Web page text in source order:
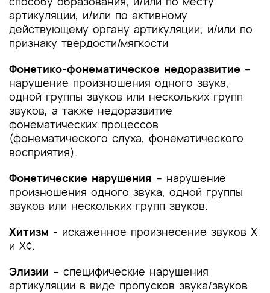
артикуляции, и/или по активному
действующему органу артикуляции, и/или по
признаку твердости/мягкости
Фонетико-фонематическое недоразвитие –
нарушение произношения одного звука,
одной группы звуков или нескольких групп
звуков, а также недоразвитие
фонематических процессов
(фонематического слуха, фонематического
восприятия).
Фонетические нарушения – нарушение
произношения одного звука, одной группы
звуков или нескольких групп звуков.
Хитизм - искаженное произнесение звуков Х
и Х¢.
Элизии – специфические нарушения
артикуляции в виде пропусков звука/звуков